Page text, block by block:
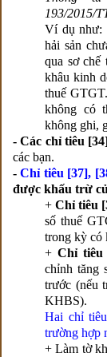
193/2015/
Ví dụ như:
hải sản
qua sơ chế
khâu kinh
thuế
không có
không ghi,
- Các chỉ tiêu
các bạn.
-Chỉ tiêu [37],
được khấu trừ
+ Chỉ tiêu
số thuế
trong kỳ có
+ Chỉ tiêu
chỉnh tăng
trước (nếu
KHBS).
Hai chỉ
trường hợp
+ Làm tờ